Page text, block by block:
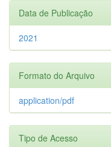
Data de Publicação
2021
Formato do Arquivo
application/pdf
Tipo de Acesso